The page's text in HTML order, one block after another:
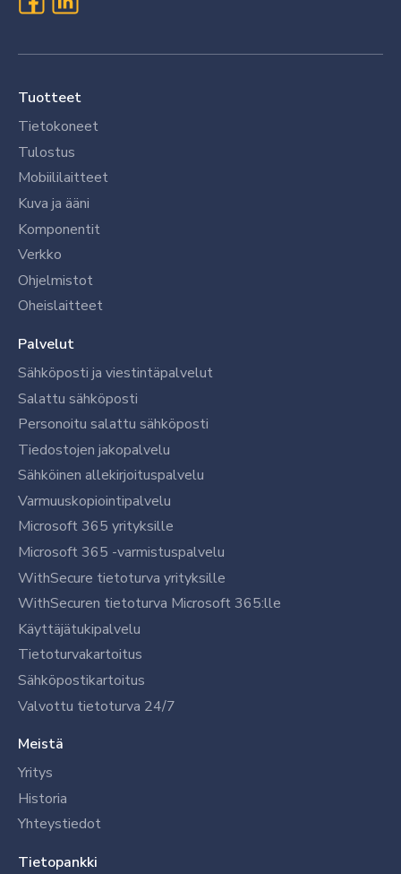
Tuotteet
Tietokoneet
Tulostus
Mobiililaitteet
Kuva ja ääni
Komponentit
Verkko
Ohjelmistot
Oheislaitteet
Palvelut
Sähköposti ja viestintäpalvelut
Salattu sähköposti
Personoitu salattu sähköposti
Tiedostojen jakopalvelu
Sähköinen allekirjoituspalvelu
Varmuuskopiointipalvelu
Microsoft 365 yrityksille
Microsoft 365 -varmistuspalvelu
WithSecure tietoturva yrityksille
WithSecuren tietoturva Microsoft 365:lle
Käyttäjätukipalvelu
Tietoturvakartoitus
Sähköpostikartoitus
Valvottu tietoturva 24/7
Meistä
Yritys
Historia
Yhteystiedot
Tietopankki